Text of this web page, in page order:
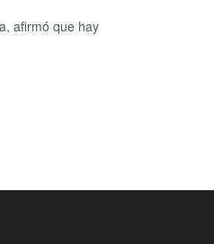
afirmó que hay